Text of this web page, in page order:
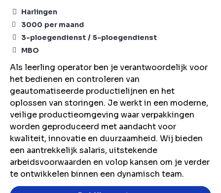
Harlingen
3000 per maand
3-ploegendienst
5-ploegendienst
MBO
Als leerling operator ben je verantwoordelijk voor
het bedienen en controleren van
geautomatiseerde productielijnen en het
oplossen van storingen. Je werkt in een moderne,
veilige productieomgeving waar verpakkingen
worden geproduceerd met aandacht voor
kwaliteit, innovatie en duurzaamheid. Wij bieden
een aantrekkelijk salaris, uitstekende
arbeidsvoorwaarden en volop kansen om je verder
te ontwikkelen binnen een dynamisch team.